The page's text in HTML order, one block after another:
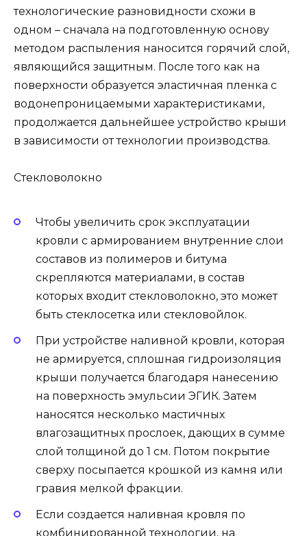
технологические разновидности схожи в
одном – сначала на подготовленную основу
методом распыления наносится горячий слой,
являющийся защитным. После того как на
поверхности образуется эластичная пленка с
водонепроницаемыми характеристиками,
продолжается дальнейшее устройство крыши
в зависимости от технологии производства.
Стекловолокно
Чтобы увеличить срок эксплуатации
кровли с армированием внутренние слои
составов из полимеров и битума
скрепляются материалами, в состав
которых входит стекловолокно, это может
быть стеклосетка или стекловойлок.
При устройстве наливной кровли, которая
не армируется, сплошная гидроизоляция
крыши получается благодаря нанесению
на поверхность эмульсии ЭГИК. Затем
наносятся несколько мастичных
влагозащитных прослоек, дающих в сумме
слой толщиной до 1 см. Потом покрытие
сверху посыпается крошкой из камня или
гравия мелкой фракции.
Если создается наливная кровля по
комбинированной технологии, на